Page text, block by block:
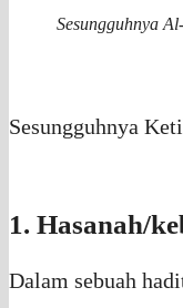
Sesungguhnya
Sesungguhnya
1. Hasanah/
Dalam sebuah